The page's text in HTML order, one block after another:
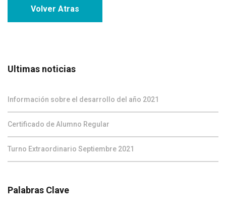
Volver Atras
Ultimas noticias
Información sobre el desarrollo del año 2021
Certificado de Alumno Regular
Turno Extraordinario Septiembre 2021
Palabras Clave